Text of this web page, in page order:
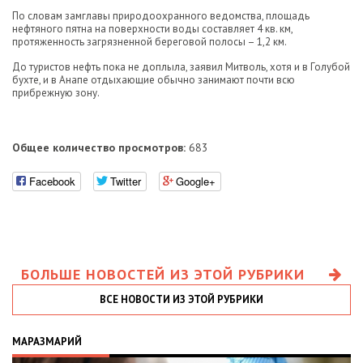
По словам замглавы природоохранного ведомства, площадь
нефтяного пятна на поверхности воды составляет 4 кв. км,
протяженность загрязненной береговой полосы – 1,2 км.
До туристов нефть пока не доплыла, заявил Митволь, хотя и в Голубой
бухте, и в Анапе отдыхающие обычно занимают почти всю
прибрежную зону.
Общее количество просмотров: 683
Facebook Twitter Google+
БОЛЬШЕ НОВОСТЕЙ ИЗ ЭТОЙ РУБРИКИ
ВСЕ НОВОСТИ ИЗ ЭТОЙ РУБРИКИ
МАРАЗМАРИЙ